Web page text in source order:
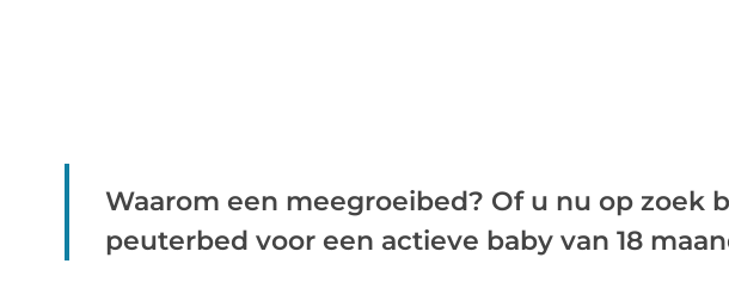
Waarom een meegroeibed? Of u nu op zoek
peuterbed voor een actieve baby van 18